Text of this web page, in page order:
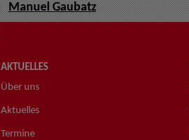
Manuel Gaubatz
AKTUELLES
Über uns
Aktuelles
Termine